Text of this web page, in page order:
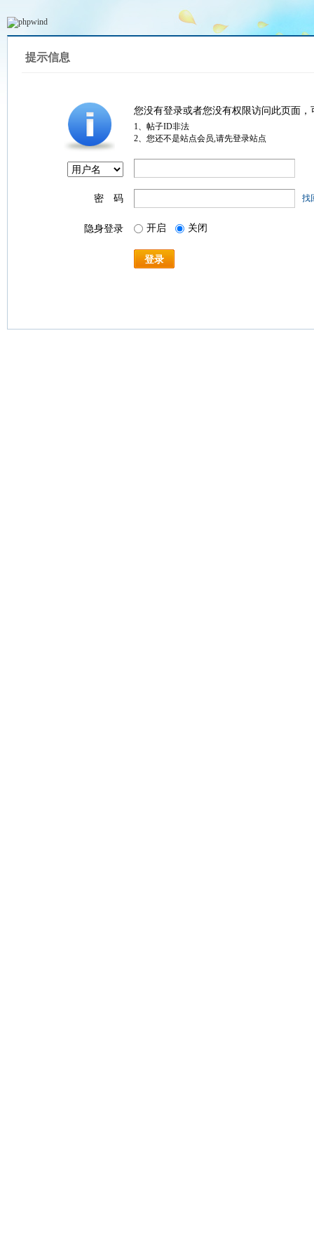
提示信息
您没有登录或者您没有权限访问此页面
1、帖子ID非法
2、您还不是站点会员,请先登录站点
密 码 找
隐身登录 开启 关闭
登录